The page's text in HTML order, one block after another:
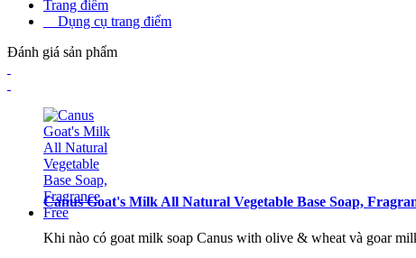
Trang điểm
Dụng cụ trang điểm
Đánh giá sản phẩm
Canus Goat's Milk All Natural Vegetable Base Soap,
Khi nào có goat milk soap Canus with olive & wheat và goar